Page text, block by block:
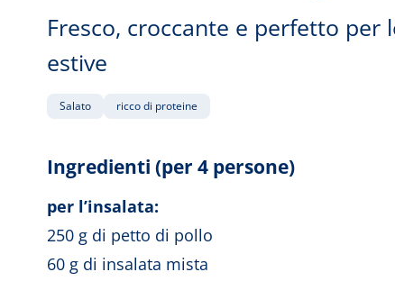
Fresco, croccante e perfetto per
estive
2025-12-05
2026-05-19
Salato ricco di proteine
Ingredienti (per 4 persone)
per l’insalata:
250 g di petto di pollo
60 g di insalata mista